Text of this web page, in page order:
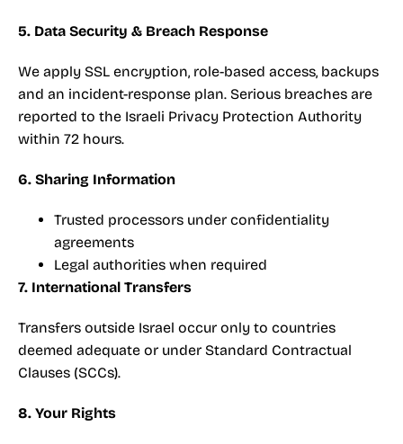
5. Data Security & Breach Response
We apply SSL encryption, role-based access, backups
and an incident-response plan. Serious breaches are
reported to the Israeli Privacy Protection Authority
within 72 hours.
6. Sharing Information
Trusted processors under confidentiality
agreements
Legal authorities when required
7. International Transfers
Transfers outside Israel occur only to countries
deemed adequate or under Standard Contractual
Clauses (SCCs).
8. Your Rights